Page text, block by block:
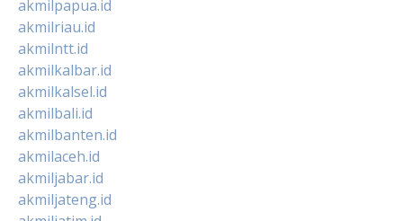
akmilpapua.id
akmilriau.id
akmilntt.id
akmilkalbar.id
akmilkalsel.id
akmilbali.id
akmilbanten.id
akmilaceh.id
akmiljabar.id
akmiljateng.id